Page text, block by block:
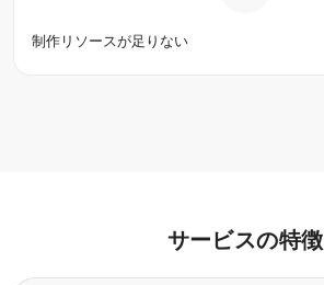
制作リソースが足りない
サービスの特徴